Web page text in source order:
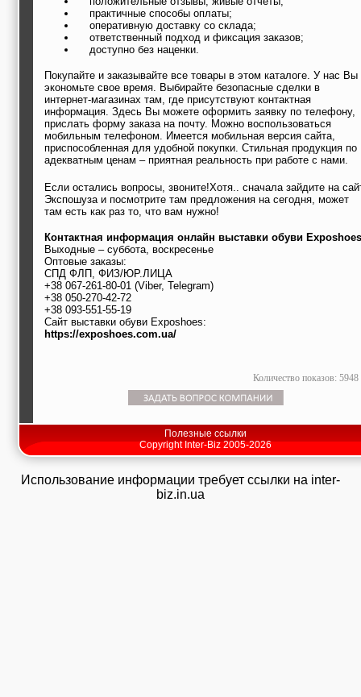
практичные способы оплаты;
оперативную доставку со склада;
ответственный подход и фиксация заказов;
доступно без наценки.
Покупайте и заказывайте все товары в этом каталоге. У нас Вы
экономьте свое время. Выбирайте безопасные сделки в
интернет-магазинах там, где присутствуют контактная
информация. Здесь Вы можете оформить заявку по телефону,
прислать форму заказа на почту. Можно воспользоваться
мобильным телефоном. Имеется мобильная версия сайта,
приспособленная для удобной покупки. Стильная продукция по
адекватным ценам – приятная реальность при работе с нами.
Если остались вопросы, звоните!Хотя.. сначала зайдите на
Экспошуза и посмотрите там предложения на сегодня, может
там есть как раз то, что вам нужно!
Контактная информация онлайн выставки обуви Exposhoes
Выходные – суббота, воскресенье
Оптовые заказы:
СПД ФЛП, ФИЗ/ЮР.ЛИЦА
+38 067-261-80-01 (Viber, Telegram)
+38 050-270-42-72
+38 093-551-55-19
Сайт выставки обуви Exposhoes:
https://exposhoes.com.ua/
Количество показов: 5948
Полезные ссылки
Copyright Inter-Biz 2005-2026
Использование информации требует ссылки на inter-
biz.in.ua